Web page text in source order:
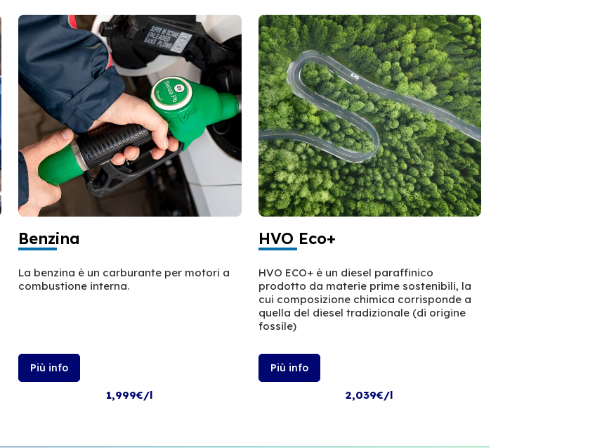
Benzina
La benzina è un carburante per motori a
combustione interna.
Più info
1,999€/l
HVO Eco+
HVO ECO+ è un diesel paraffinico
prodotto da materie prime sostenibili, la
cui composizione chimica corrisponde a
quella del diesel tradizionale (di origine
fossile)
Più info
2,039€/l